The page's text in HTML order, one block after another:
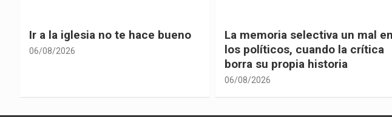
La memoria selectiva un mal en
los políticos, cuando la crítica
Cuando la vida te obliga a mirar
hacia adentro…
06/08/2026